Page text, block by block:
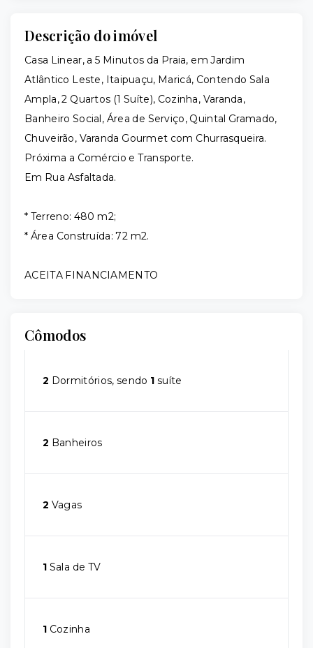
Descrição do imóvel
Casa Linear, a 5 Minutos da Praia, em Jardim
Atlântico Leste, Itaipuaçu, Maricá, Contendo Sala
Ampla, 2 Quartos (1 Suíte), Cozinha, Varanda,
Banheiro Social, Área de Serviço, Quintal Gramado,
Chuveirão, Varanda Gourmet com Churrasqueira.
Próxima a Comércio e Transporte.
Em Rua Asfaltada.
* Terreno: 480 m2;
* Área Construída: 72 m2.
ACEITA FINANCIAMENTO
Cômodos
2 Dormitórios, sendo 1 suíte
2 Banheiros
2 Vagas
1 Sala de TV
1 Cozinha